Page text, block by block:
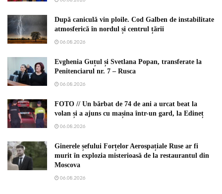
După caniculă vin ploile. Cod Galben de instabilitate
atmosferică în nordul și centrul țării
06.08.2026
Evghenia Guțul și Svetlana Popan, transferate la
Penitenciarul nr. 7 – Rusca
06.08.2026
FOTO // Un bărbat de 74 de ani a urcat beat la
volan și a ajuns cu mașina într-un gard, la Edineț
06.08.2026
Ginerele șefului Forțelor Aerospațiale Ruse ar fi
murit în explozia misterioasă de la restaurantul din
Moscova
06.08.2026